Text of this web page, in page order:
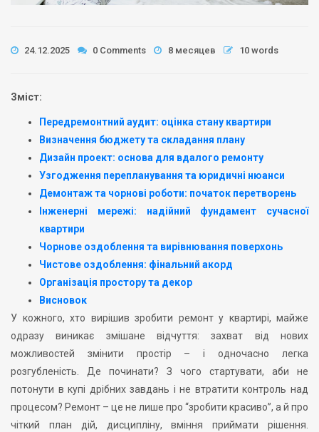
24.12.2025 0 Comments 8 месяцев 10 words
Зміст:
Передремонтний аудит: оцінка стану квартири
Визначення бюджету та складання плану
Дизайн проект: основа для вдалого ремонту
Узгодження перепланування та юридичні нюанси
Демонтаж та чорнові роботи: початок перетворень
Інженерні мережі: надійний фундамент сучасної
квартири
Чорнове оздоблення та вирівнювання поверхонь
Чистове оздоблення: фінальний акорд
Організація простору та декор
Висновок
У кожного, хто вирішив зробити ремонт у квартирі, майже
одразу виникає змішане відчуття: захват від нових
можливостей змінити простір – і одночасно легка
розгубленість. Де починати? З чого стартувати, аби не
потонути в купі дрібних завдань і не втратити контроль над
процесом? Ремонт – це не лише про “зробити красиво”, а й про
чіткий план дій, дисципліну, вміння приймати рішення.